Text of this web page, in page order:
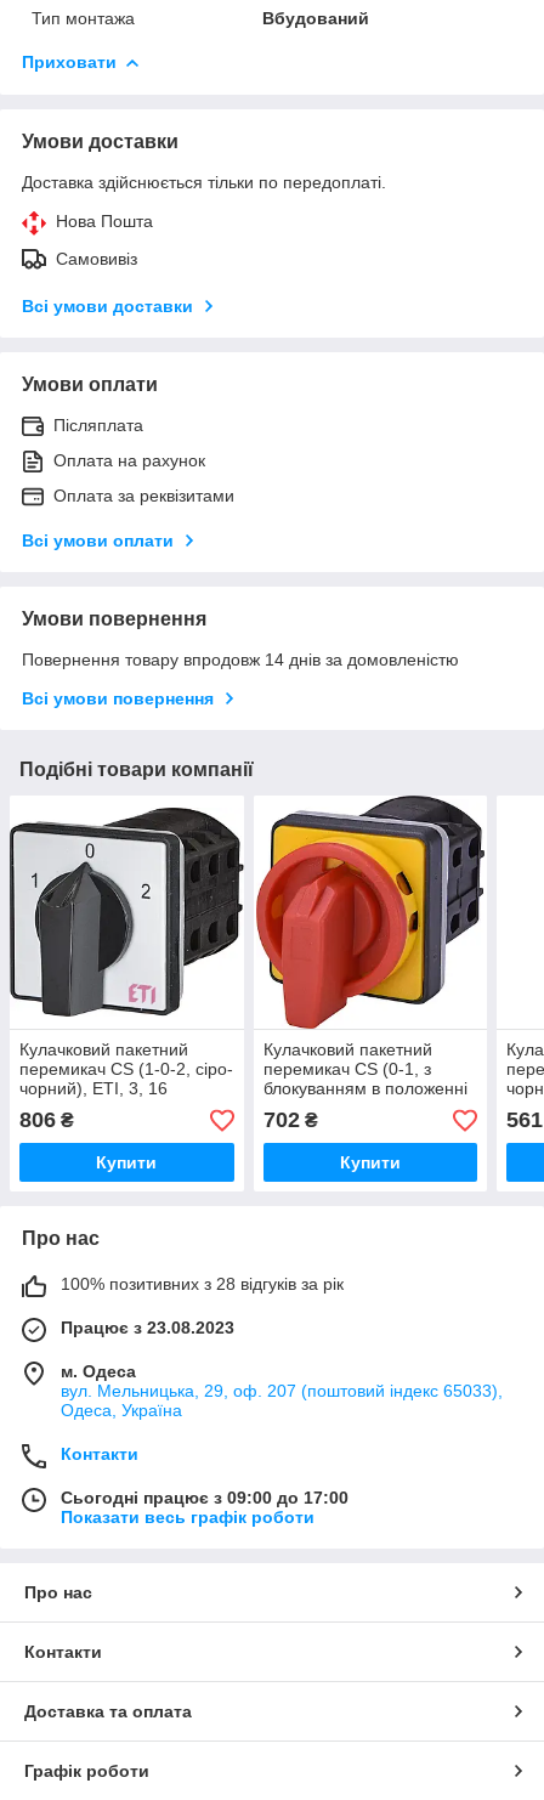
Тип монтажа
Вбудований
Приховати
Умови доставки
Доставка здійснюється тільки по передоплаті.
Нова Пошта
Самовивіз
Всі умови доставки
Умови оплати
Післяплата
Оплата на рахунок
Оплата за реквізитами
Всі умови оплати
Умови повернення
Повернення товару впродовж 14 днів за домовленістю
Всі умови повернення
Подібні товари компанії
Кулачковий пакетний
перемикач CS (1-0-2, сіро-
чорний), ETI, 3, 16
806 ₴
Купити
Кулачковий пакетний
перемикач CS (0-1, з
блокуванням в положенні
"0" жовто червоний), ETI,
702₴
Купити
Про нас
100% позитивних з 28 відгуків за рік
Працює з 23.08.2023
м. Одеса
вул. Мельницька, 29, оф. 207 (поштовий індекс 65033),
Одеса, Україна
Контакти
Сьогодні працює з 09:00 до 17:00
Показати весь графік роботи
Про нас
Контакти
Доставка та оплата
Графік роботи